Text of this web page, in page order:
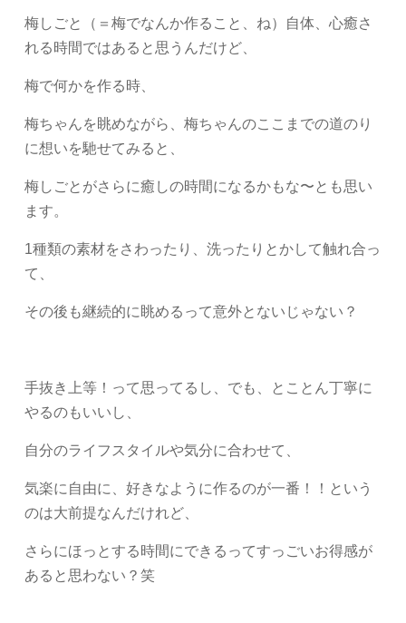
梅しごと（＝梅でなんか作ること、ね）自体、心癒さ
れる時間ではあると思うんだけど、
梅で何かを作る時、
梅ちゃんを眺めながら、梅ちゃんのここまでの道のり
に想いを馳せてみると、
梅しごとがさらに癒しの時間になるかもな〜とも思い
ます。
1種類の素材をさわったり、洗ったりとかして触れ合っ
て、
その後も継続的に眺めるって意外とないじゃない？
手抜き上等！って思ってるし、でも、とことん丁寧に
やるのもいいし、
自分のライフスタイルや気分に合わせて、
気楽に自由に、好きなように作るのが一番！！という
のは大前提なんだけれど、
さらにほっとする時間にできるってすっごいお得感が
あると思わない？笑